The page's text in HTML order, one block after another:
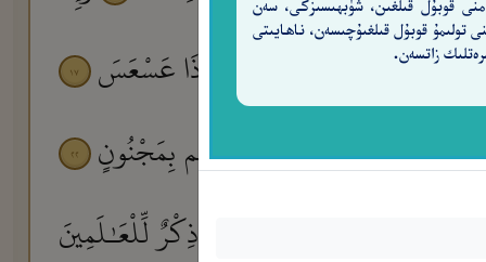
قوبۇل قىلغىن، شۈبھىسىزكى، سەن
تولىمۇ قوبۇل قىلغىۇچىسەن، ناھايىتى
زاتسەن.
ٱلْجَوَارِ ٱلْكُنَّسِ وَٱلَّيْلِ إِذَا عَسْعَسَ ١٧
ثَمَّ أَمِينٍ وَمَا صَاحِبُكُم بِمَجْنُونٍ ٢٢
إِنْ هُوَ إِلَّا ذِكْرٌ لِّلْعَـٰلَمِينَ